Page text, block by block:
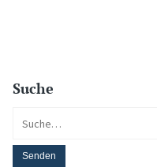
Suche